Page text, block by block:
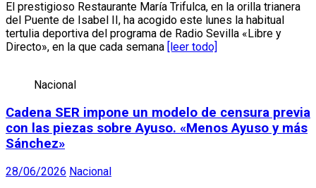
El prestigioso Restaurante María Trifulca, en la orilla trianera
del Puente de Isabel II, ha acogido este lunes la habitual
tertulia deportiva del programa de Radio Sevilla «Libre y
Directo», en la que cada semana
[leer todo]
Nacional
Cadena SER impone un modelo de censura previa
con las piezas sobre Ayuso. «Menos Ayuso y más
Sánchez»
28/06/2026 Nacional